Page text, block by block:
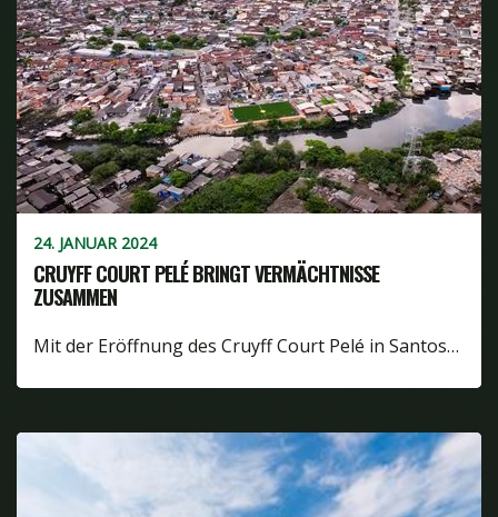
24. JANUAR 2024
CRUYFF COURT PELÉ BRINGT VERMÄCHTNISSE
ZUSAMMEN
Mit der Eröffnung des Cruyff Court Pelé in Santos…